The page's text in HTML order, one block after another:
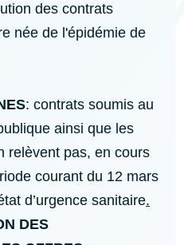
des contrats
née de l'épidémie de
: contrats soumis au
ainsi que les
relèvent pas, en cours
courant du 12 mars
d’urgence sanitaire.
DES